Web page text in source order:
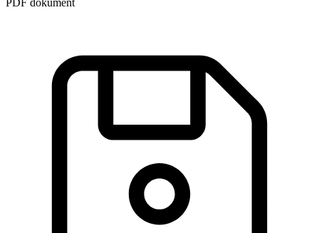
PDF dokument